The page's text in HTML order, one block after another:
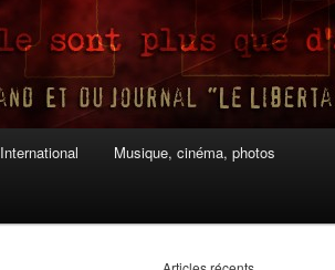
International Musique, cinéma, photos